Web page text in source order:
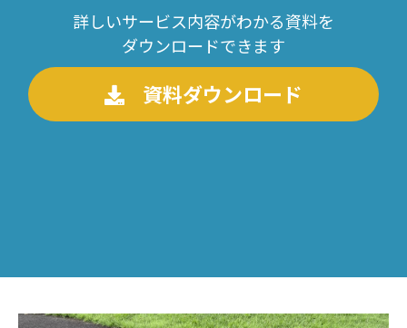
詳しいサービス内容がわかる資料を
ダウンロードできます
資料ダウンロード